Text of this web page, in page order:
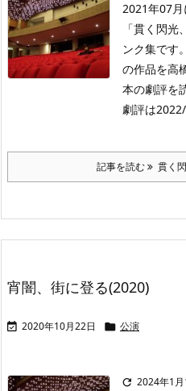
2021年07
「貫く閃
ンク集です
の作品を高
本の劇評を
劇評は
記事を読む 貫く
宵闇、街に登る(2020)
 2020年10月22日  公演
 2024年1月